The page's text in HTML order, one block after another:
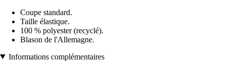
Coupe standard.
Taille élastique.
100 % polyester (recyclé).
Blason de l'Allemagne.
Informations complémentaires